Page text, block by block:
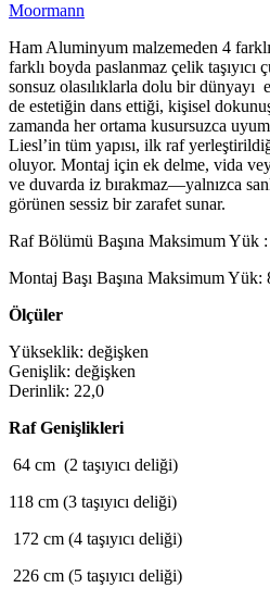
Moormann
Ham Aluminyum malzemeden 4
farklı boyda paslanmaz çelik taşıyıcı
sonsuz olasılıklarla dolu bir dünyayı
de estetiğin dans ettiği, kişisel
zamanda her ortama kusursuzca
Liesl’in tüm yapısı, ilk raf
oluyor. Montaj için ek delme, vida
ve duvarda iz bırakmaz—yalnızca
görünen sessiz bir zarafet sunar.
Raf Bölümü Başına Maksimum Yük
Montaj Başı Başına Maksimum Yük:
Ölçüler
Yükseklik: değişken
Genişlik: değişken
Derinlik: 22,0
Raf Genişlikleri
64 cm (2 taşıyıcı deliği)
118 cm (3 taşıyıcı deliği)
172 cm (4 taşıyıcı deliği)
226 cm (5 taşıyıcı deliği)